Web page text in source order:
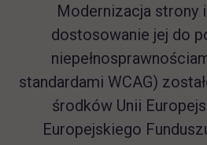
Modernizacja strony
dostosowanie jej do
standardami WCAG)
środków Unii
Europejskiego